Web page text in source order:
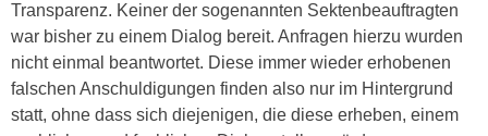
Transparenz. Keiner der sogenannten Sektenbeauftragten
war bisher zu einem Dialog bereit. Anfragen hierzu wurden
nicht einmal beantwortet. Diese immer wieder erhobenen
falschen Anschuldigungen finden also nur im Hintergrund
statt, ohne dass sich diejenigen, die diese erheben, einem